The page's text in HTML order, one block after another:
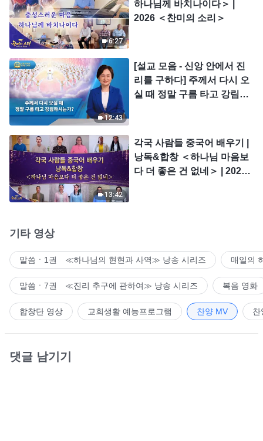
6:27
하나님께 바치나이다＞ |
2026 ＜찬미의 소리＞
12:43
[설교 모음 - 신앙 안에서 진
리를 구하다] 주께서 다시 오
실 때 정말 구름 타고 강림하
13:42
각국 사람들 중국어 배우기 |
낭독&합창 ＜하나님 마음보
다 더 좋은 건 없네＞ | 2026
기타 영상
말씀ㆍ1권 ≪하나님의 현현과 사역≫ 낭송 시리즈 매일의
말씀ㆍ7권 ≪진리 추구에 관하여≫ 낭송 시리즈 복음 영화
합창단 영상 교회생활 예능프로그램 찬양 MV 찬
댓글 남기기